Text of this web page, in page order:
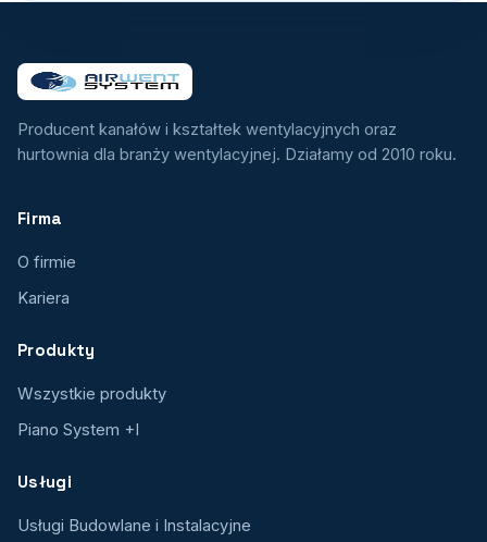
Producent kanałów i kształtek wentylacyjnych oraz
hurtownia dla branży wentylacyjnej. Działamy od 2010 roku.
Firma
O firmie
Kariera
Produkty
Wszystkie produkty
Piano System +I
Usługi
Usługi Budowlane i Instalacyjne